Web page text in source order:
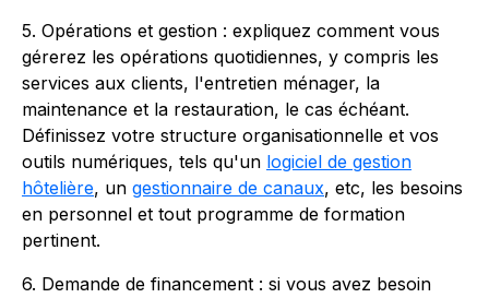
5. Opérations et gestion : expliquez comment vous
gérerez les opérations quotidiennes, y compris les
services aux clients, l'entretien ménager, la
maintenance et la restauration, le cas échéant.
Définissez votre structure organisationnelle et vos
outils numériques, tels qu'un logiciel de gestion
hôtelière, un gestionnaire de canaux, etc, les besoins
en personnel et tout programme de formation
pertinent.
6. Demande de financement : si vous avez besoin